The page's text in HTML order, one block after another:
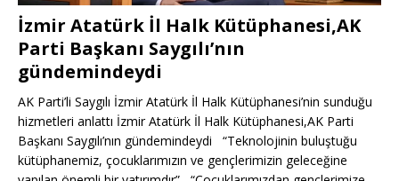
İzmir Atatürk İl Halk Kütüphanesi,AK
Parti Başkanı Saygılı’nın
gündemindeydi
AK Parti’li Saygılı İzmir Atatürk İl Halk Kütüphanesi’nin sunduğu
hizmetleri anlattı İzmir Atatürk İl Halk Kütüphanesi,AK Parti
Başkanı Saygılı’nın gündemindeydi “Teknolojinin buluştuğu
kütüphanemiz, çocuklarımızın ve gençlerimizin geleceğine